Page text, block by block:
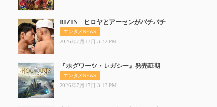
RIZIN ヒロヤとアーセンがバチバチ
エンタメNEWS
2026年7月17日 3:32 PM
『ホグワーツ・レガシー』発売延期
エンタメNEWS
2026年7月17日 3:13 PM